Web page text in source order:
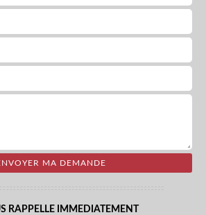
RAPPELLE IMMEDIATEMENT